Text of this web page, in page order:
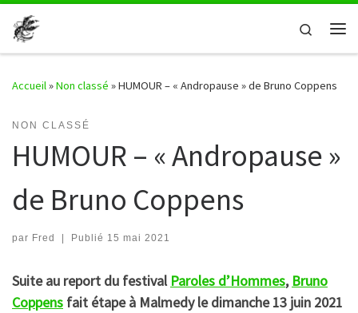
Passer au contenu
Search
Accueil»Non classé »HUMOUR – « Andropause » de Bruno Coppens
NON CLASSÉ
HUMOUR – « Andropause »
de Bruno Coppens
par Fred | Publié 15 mai 2021
Suite au report du festival Paroles d’Hommes, Bruno
Coppens fait étape à Malmedy le dimanche 13 juin 2021